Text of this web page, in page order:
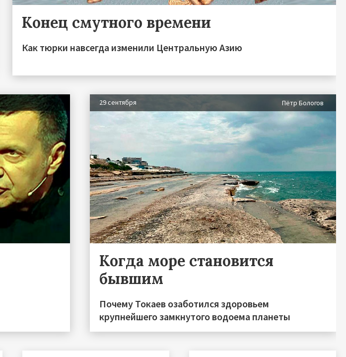
Конец смутного времени
Как тюрки навсегда изменили Центральную Азию
29 сентября Пётр Бологов
Когда море становится
бывшим
Почему Токаев озаботился здоровьем
крупнейшего замкнутого водоема планеты